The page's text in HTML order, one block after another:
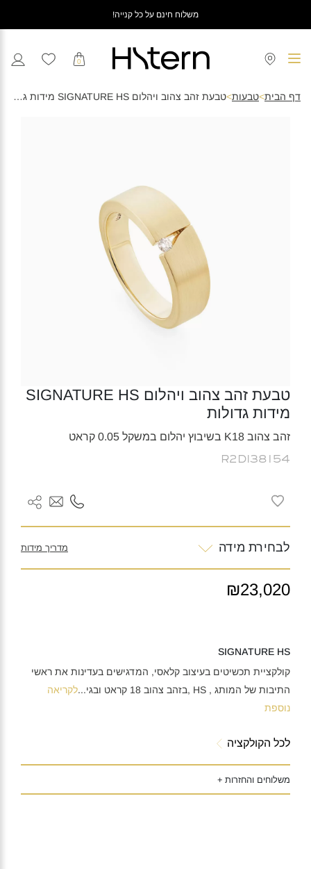
משלוח חינם על כל קנייה!
0
דף הבית>טבעות> טבעת זהב צהוב ויהלום SIGNATURE HS מידות גדולות
טבעת זהב צהוב ויהלום SIGNATURE HS
מידות גדולות
זהב צהוב K18 בשיבוץ יהלום במשקל 0.05 קראט
R2DI38154
לבחירת מידה מדריך מידות
₪23,020
SIGNATURE HS
קולקציית תכשיטים בעיצוב קלאסי, המדגישים בעדינות את ראשי
התיבות של המותג , HS ,בזהב צהוב 18 קראט ובגי
...לקריאה
נוספת
לכל הקולקציה
משלוחים והחזרות +